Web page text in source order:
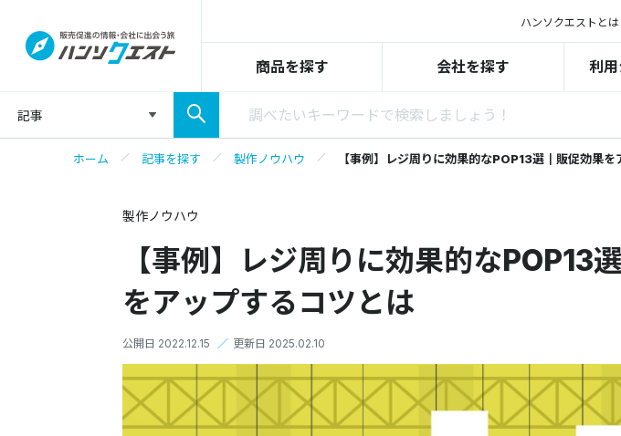
ハンソクエストとは
商品を探す 会社を探す 利
記事
ホーム 記事を探す 製作ノウハウ 【事例】レジ周りに効果的なPOP13選┃販促効果を
製作ノウハウ
【事例】レジ周りに効果的なPOP13
をアップするコツとは
公開日 2022.12.15 ／ 更新日 2025.02.10